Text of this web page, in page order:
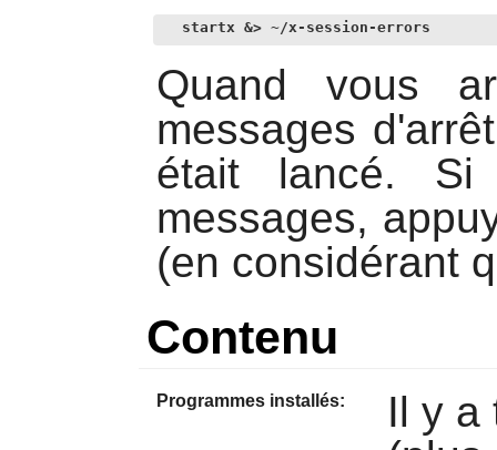
startx &> ~/x-session-errors
Quand vous
messages
était lancé. Si
messages,
(en considérant
Contenu
Programmes installés:
Il y a